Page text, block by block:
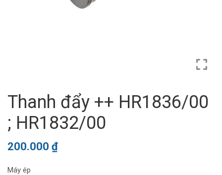
Thanh đẩy ++ HR1836/00
; HR1832/00
200.000 ₫
Máy ép